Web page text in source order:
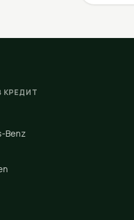
КРЕДИТ
Benz